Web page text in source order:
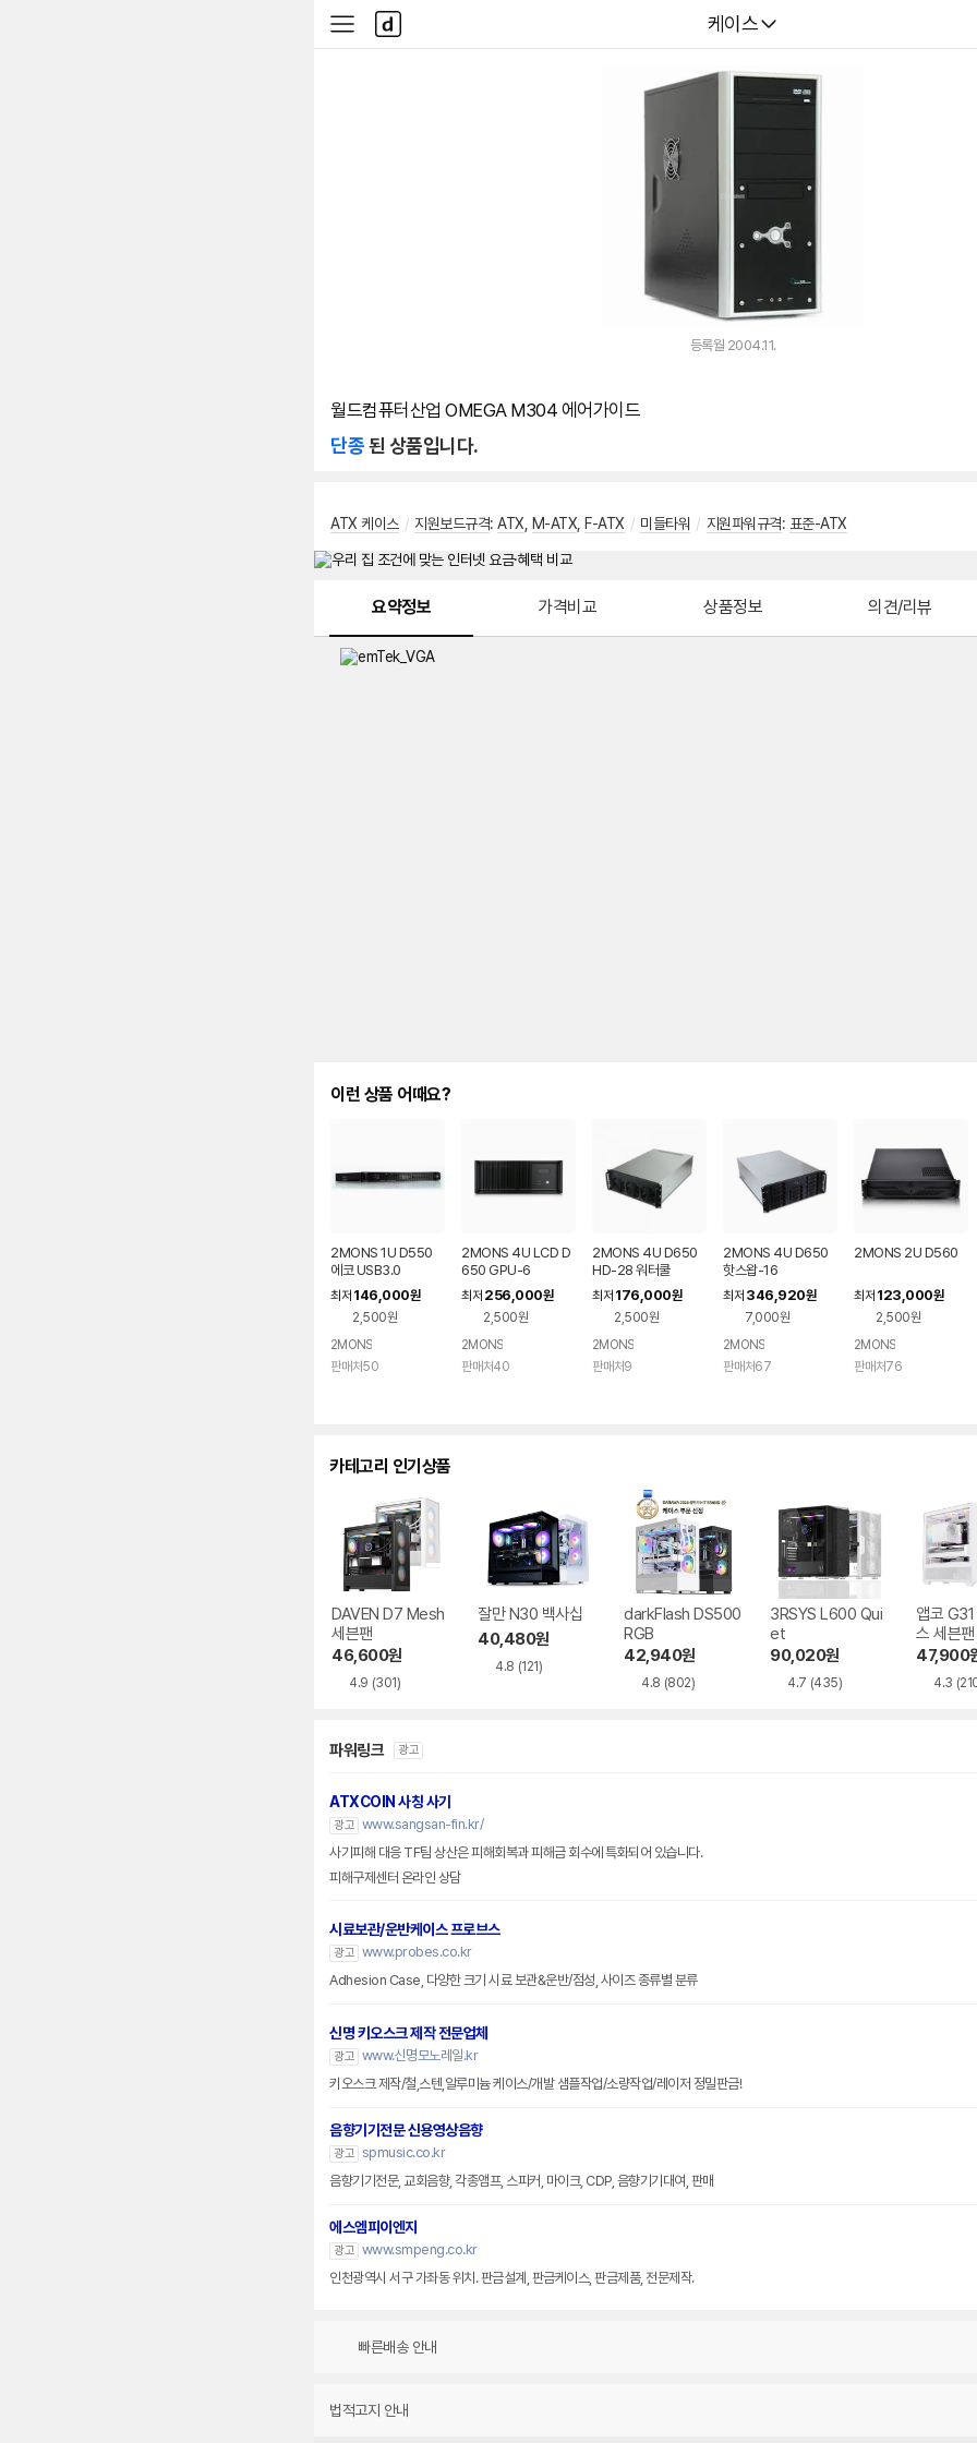
다나와
케이스
사
이
다
나
와
등록월 2004.11.
월드컴퓨터산업 OMEGA M304 에어가이드
단종된 상품입니다.
ATX 케이스 / 지원보드규격: ATX M-ATX F-ATX / 미들타워 / 지원파워규격: 표준-ATX
요약정보 가격비교 상품정보 의견/리뷰
이런 상품 어때요?
2MONS 1U D550
에코 USB3.0
최저 146,000원
2,500원
2MONS
판매처50
2MONS 4U LCD D
650 GPU-6
최저 256,000원
2,500원
2MONS
판매처40
2MONS 4U D650
HD-28 워터쿨
최저 176,000원
2,500원
2MONS
판매처9
2MONS 4U D650
핫스왑-16
최저 346,920원
7,000원
2MONS
판매처67
2MONS 2U D560
최저 123,000원
2,500원
2MONS
판매처76
카테고리 인기상품
DAVEN D7 Mesh
세븐팬
46,600원
4.9 (301)
잘만 N30 백사십
40,480원
4.8 (121)
darkFlash DS500
RGB
42,940원
4.8 (802)
3RSYS L600 Qui
et
90,020원
4.7 (435)
앱코
스 세븐팬
47,900
4.3
파워링크 광고
ATXCOIN 사칭 사기
광고 www.sangsan-fin.kr/
사기피해 대응 TF팀 상산은 피해회복과 피해금 회수에 특화되어 있습니다.
피해구제센터 온라인 상담
시료보관/운반케이스 프로브스
광고 www.probes.co.kr
Adhesion Case, 다양한 크기 시료 보관&운반/점성, 사이즈 종류별 분류
신명 키오스크 제작 전문업체
광고 www.신명모노레일.kr
키오스크 제작/철,스텐,알루미늄 케이스/개발 샘플작업/소량작업/레이저 정밀판금!
음향기기전문 신용영상음향
광고 spmusic.co.kr
음향기기전문, 교회음향, 각종앰프, 스피커, 마이크, CDP, 음향기기대여, 판매
에스엠피이엔지
광고 www.smpeng.co.kr
인천광역시 서구 가좌동 위치. 판금설계, 판금케이스, 판금제품, 전문제작.
빠른배송 안내
법적고지 안내